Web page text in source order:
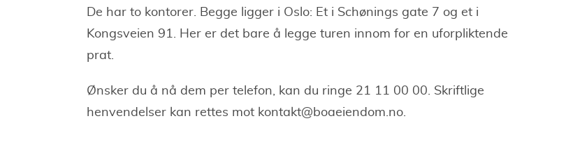
De har to kontorer. Begge ligger i Oslo: Et i Schønings gate 7 og et i
Kongsveien 91. Her er det bare å legge turen innom for en uforpliktende
prat.
Ønsker du å nå dem per telefon, kan du ringe 21 11 00 00. Skriftlige
henvendelser kan rettes mot kontakt@boaeiendom.no.